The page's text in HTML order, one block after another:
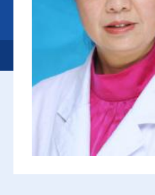
就诊服务 专家